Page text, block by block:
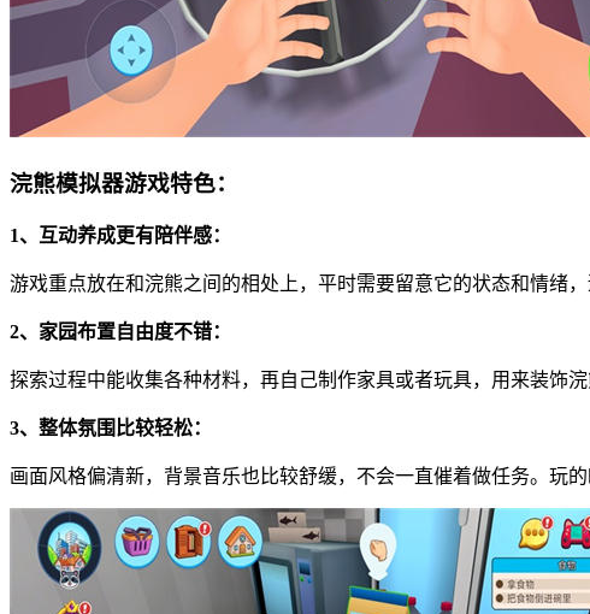
浣熊模拟器游戏特色：
1、互动养成更有陪伴感：
游戏重点放在和浣熊之间的相处上，平时需要留意它的状态和情绪
2、家园布置自由度不错：
探索过程中能收集各种材料，再自己制作家具或者玩具，用来装饰
3、整体氛围比较轻松：
画面风格偏清新，背景音乐也比较舒缓，不会一直催着做任务。玩